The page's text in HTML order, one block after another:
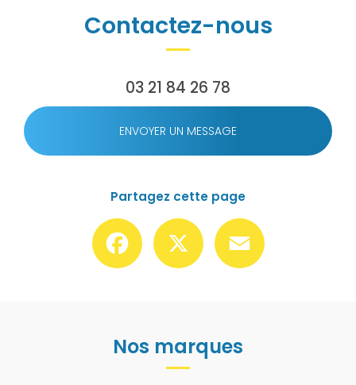
Contactez-nous
03 21 84 26 78
ENVOYER UN MESSAGE
Partagez cette page
Facebook
Nos marques